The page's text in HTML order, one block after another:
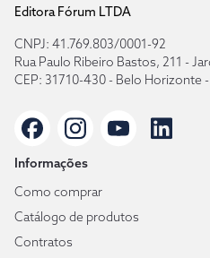
Editora Fórum LTDA
CNPJ: 41.769.803/0001-92
Rua Paulo Ribeiro Bastos, 211 -
CEP: 31710-430 - Belo Horizonte -
Informações
Como comprar
Catálogo de produtos
Contratos